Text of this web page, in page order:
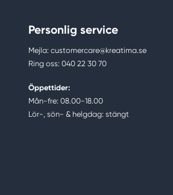
Personlig service
Mejla: customercare@kreatima.se
Ring oss: 040 22 30 70
Öppettider:
Mån-fre: 08.00-18.00
Lör-, sön- & helgdag: stängt